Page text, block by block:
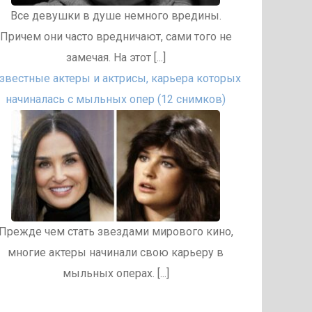
Все девушки в душе немного вредины.
Причем они часто вредничают, сами того не
замечая. На этот [...]
актеры и актрисы, карьера которых
начиналась с мыльных опер (12 снимков)
чем стать звездами мирового кино,
многие актеры начинали свою карьеру в
мыльных операх. [...]